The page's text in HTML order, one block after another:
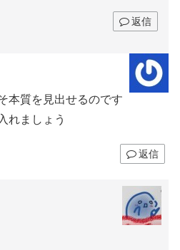
返信
本質を見出せるのです
れましょう
返信